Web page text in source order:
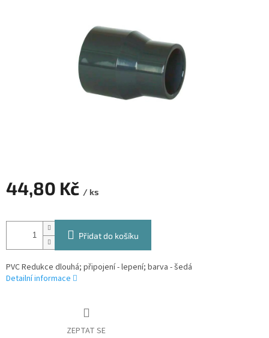
44,80 Kč / ks
cena:
Přidat do košíku
PVC Redukce dlouhá; připojení - lepení; barva - šedá
Detailní informace
ZEPTAT SE